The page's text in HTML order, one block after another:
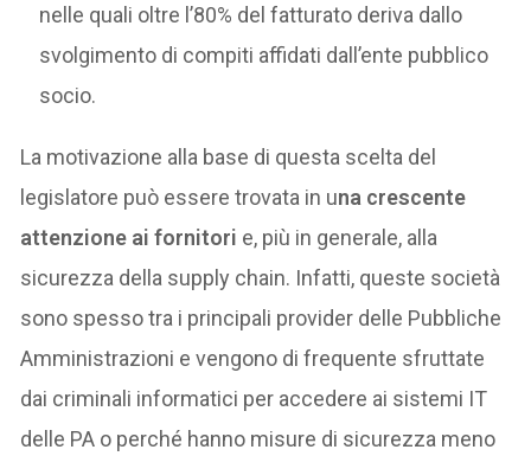
nelle quali oltre l’80% del fatturato deriva dallo
svolgimento di compiti affidati dall’ente pubblico
socio.
La motivazione alla base di questa scelta del
legislatore può essere trovata in una crescente
attenzione ai fornitori e, più in generale, alla
sicurezza della supply chain. Infatti, queste società
sono spesso tra i principali provider delle Pubbliche
Amministrazioni e vengono di frequente sfruttate
dai criminali informatici per accedere ai sistemi IT
delle PA o perché hanno misure di sicurezza meno